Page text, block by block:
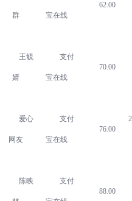
群 宝在线
62.00
王毓
婧
支付
宝在线
70.00
爱心
网友
支付
宝在线
76.00
陈映 支付
88.00